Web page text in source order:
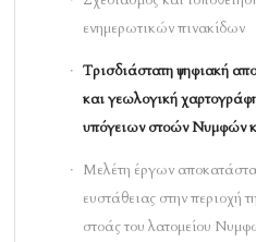
ενημερωτικών πινακίδων
Tρισδιάστατη ψηφιακή
και γεωλογική
υπόγειων στοών Νυμφών
Mελέτη έργων
ευστάθειας στην περιοχή
στοάς του λατομείου